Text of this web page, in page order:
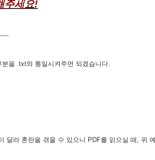
주세요!
을 .txt와 통일시켜주면 되겠습니다.
라 혼란을 겪을 수 있으니 PDF를 읽으실 때, 위